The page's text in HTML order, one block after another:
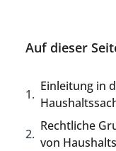
Auf dieser
Einleitung in
Rechtliche
von